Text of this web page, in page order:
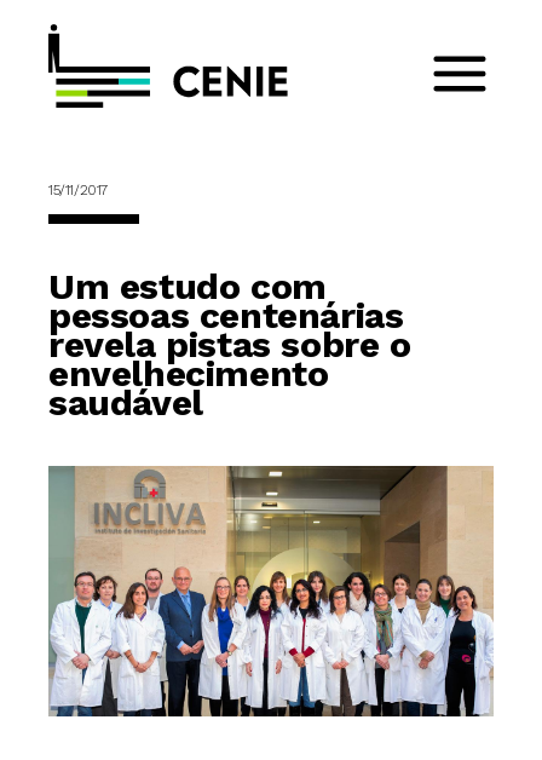
15/11/2017
Um estudo com
pessoas centenárias
revela pistas sobre o
envelhecimento
saudável